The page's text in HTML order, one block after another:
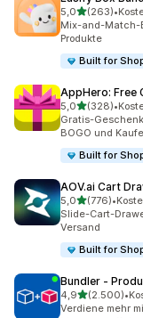
5,0von 5 Sternen
(263)
263 •
Mix-and-Match-
Produkte
Built for
AppHero: Free
5,0von 5 Sternen
(328)
328 Rezensionen
•
Gratis-
BOGO und
Built for
AOV.ai Cart
5,0von 5 Sternen
(776)
776 •
Slide-Cart-
Versand
Built for
Bundler ‑
4,9von 5 Sternen
(2.500)
2500 •
Verdiene mehr